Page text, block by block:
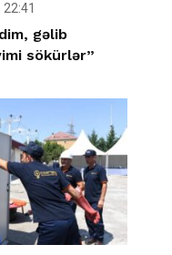
gəlib
sökürlər”